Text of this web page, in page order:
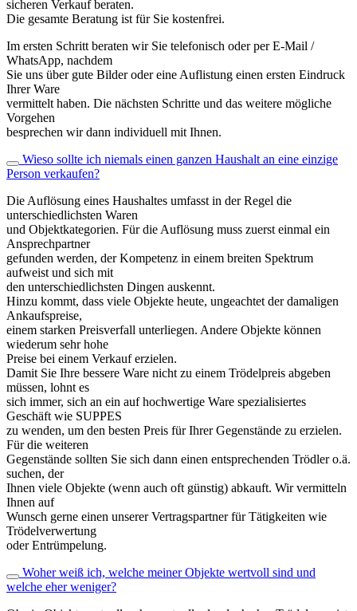
sicheren Verkauf beraten.
Die gesamte Beratung ist für Sie kostenfrei.
Im ersten Schritt beraten wir Sie telefonisch oder per E-Mail /
WhatsApp, nachdem
Sie uns über gute Bilder oder eine Auflistung einen ersten Eindruck
Ihrer Ware
vermittelt haben. Die nächsten Schritte und das weitere mögliche
Vorgehen
besprechen wir dann individuell mit Ihnen.
Wieso sollte ich niemals einen ganzen Haushalt an eine einzige
Person verkaufen?
Die Auflösung eines Haushaltes umfasst in der Regel die
unterschiedlichsten Waren
und Objektkategorien. Für die Auflösung muss zuerst einmal ein
Ansprechpartner
gefunden werden, der Kompetenz in einem breiten Spektrum
aufweist und sich mit
den unterschiedlichsten Dingen auskennt.
Hinzu kommt, dass viele Objekte heute, ungeachtet der damaligen
Ankaufspreise,
einem starken Preisverfall unterliegen. Andere Objekte können
wiederum sehr hohe
Preise bei einem Verkauf erzielen.
Damit Sie Ihre bessere Ware nicht zu einem Trödelpreis abgeben
müssen, lohnt es
sich immer, sich an ein auf hochwertige Ware spezialisiertes
Geschäft wie SUPPES
zu wenden, um den besten Preis für Ihrer Gegenstände zu erzielen.
Für die weiteren
Gegenstände sollten Sie sich dann einen entsprechenden Trödler o.ä.
suchen, der
Ihnen viele Objekte (wenn auch oft günstig) abkauft. Wir vermitteln
Ihnen auf
Wunsch gerne einen unserer Vertragspartner für Tätigkeiten wie
Trödelverwertung
oder Entrümpelung.
Woher weiß ich, welche meiner Objekte wertvoll sind und
welche eher weniger?